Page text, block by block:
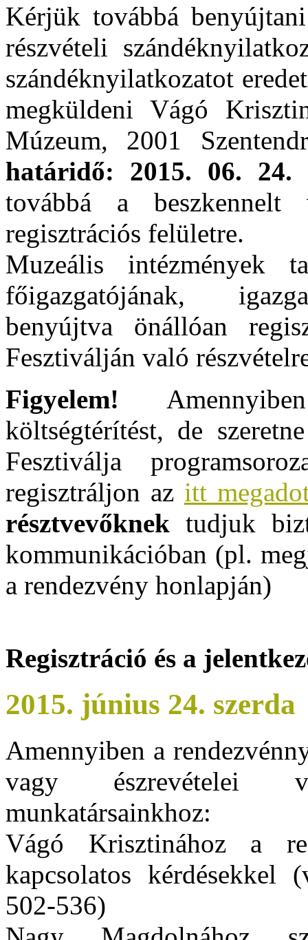
Kérjük továbbá
részvételi
szándéknyilatkozatot
megküldeni Vágó
Múzeum, 2001
határidő: 2015. 06. 24.
továbbá a
regisztrációs felületre.
Muzeális intézmények
főigazgatójának,
benyújtva önállóan
Fesztiválján való
Figyelem!
költségtérítést, de
Fesztiválja
regisztráljon az itt
résztvevőknek tudjuk
kommunikációban (pl.
a rendezvény honlapján)
Regisztráció és a
2015. június 24. szerda
Amennyiben a
vagy észrevételei
munkatársainkhoz:
Vágó Krisztinához a
kapcsolatos kérdésekkel
502-536)